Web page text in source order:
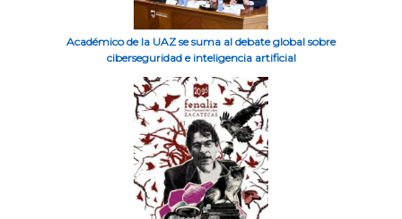
Académico de la UAZ se suma al debate global sobre
ciberseguridad e inteligencia artificial